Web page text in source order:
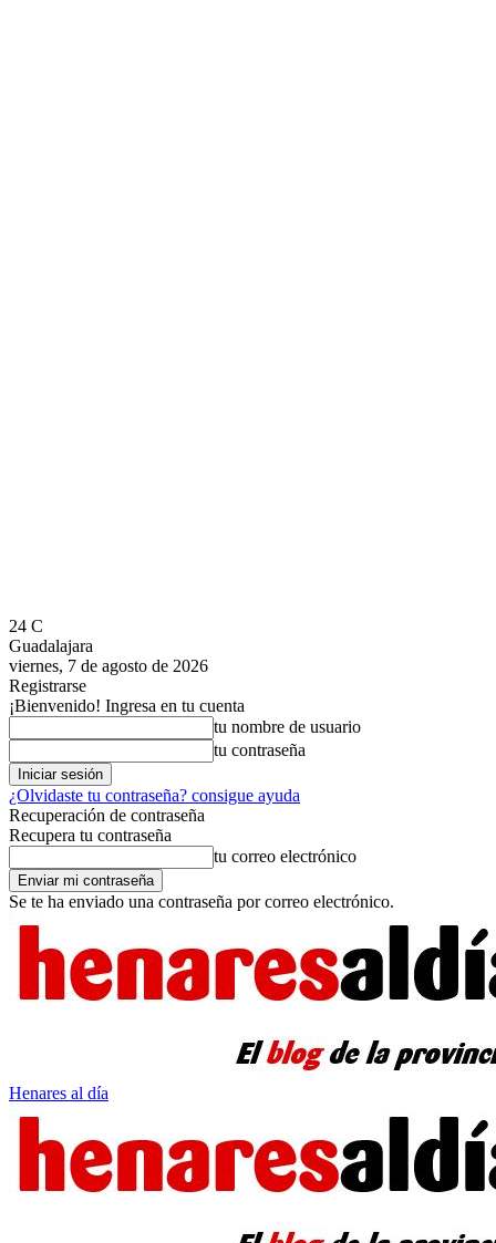
24 C
Guadalajara
viernes, 7 de agosto de 2026
Registrarse
¡Bienvenido! Ingresa en tu cuenta
tu nombre de usuario
tu contraseña
¿Olvidaste tu contraseña? consigue ayuda
Recuperación de contraseña
Recupera tu contraseña
tu correo electrónico
Se te ha enviado una contraseña por correo electrónico.
Henares al día